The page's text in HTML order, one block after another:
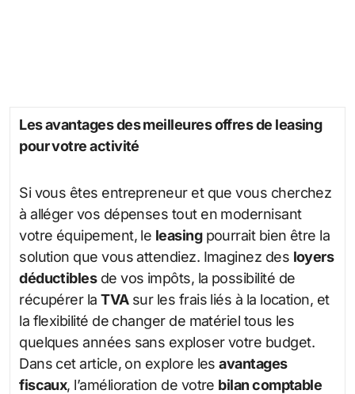
Les avantages des meilleures offres de leasing
pour votre activité
Si vous êtes entrepreneur et que vous cherchez
à alléger vos dépenses tout en modernisant
votre équipement, le leasingpourrait bien être la
solution que vous attendiez. Imaginez des loyers
déductiblesde vos impôts, la possibilité de
récupérer laTVAsur les frais liés à la location, et
la flexibilité de changer de matériel tous les
quelques années sans exploser votre budget.
Dans cet article, on explore lesavantages
fiscaux, l’amélioration de votre bilan comptable